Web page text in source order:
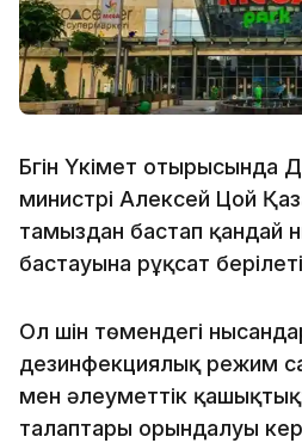
Бүгін Үкімет отырысында
министрі Алексей Цой
тамыздан бастап
бастауына рұқсат
Ол үшін төмендегі
дезинфекциялық режим
мен әлеуметтік
талаптары орындалуы